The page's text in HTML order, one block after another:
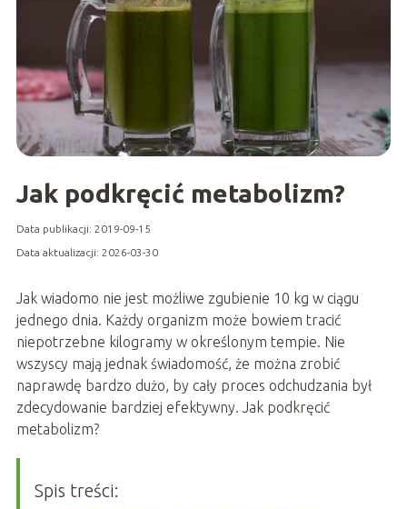
Jak podkręcić metabolizm?
Data publikacji: 2019-09-15
Data aktualizacji: 2026-03-30
Jak wiadomo nie jest możliwe zgubienie 10 kg w ciągu
jednego dnia. Każdy organizm może bowiem tracić
niepotrzebne kilogramy w określonym tempie. Nie
wszyscy mają jednak świadomość, że można zrobić
naprawdę bardzo dużo, by cały proces odchudzania był
zdecydowanie bardziej efektywny. Jak podkręcić
metabolizm?
Spis treści: